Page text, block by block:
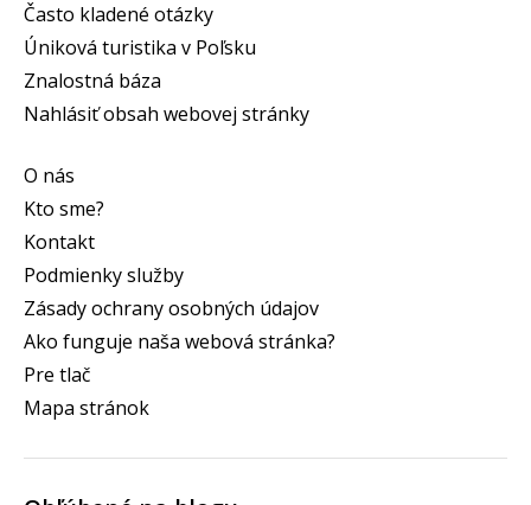
Často kladené otázky
Úniková turistika v Poľsku
Znalostná báza
Nahlásiť obsah webovej stránky
O nás
Kto sme?
Kontakt
Podmienky služby
Zásady ochrany osobných údajov
Ako funguje naša webová stránka?
Pre tlač
Mapa stránok